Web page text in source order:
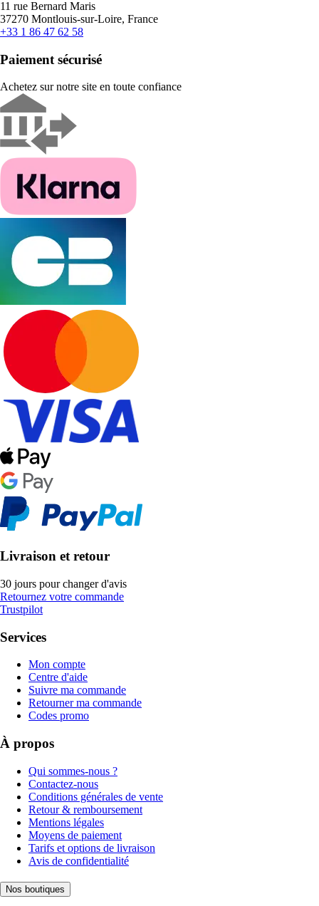
11 rue Bernard Maris
37270 Montlouis-sur-Loire, France
+33 1 86 47 62 58
Paiement sécurisé
Achetez sur notre site en toute confiance
Livraison et retour
30 jours pour changer d'avis
Retournez votre commande
Trustpilot
Services
Mon compte
Centre d'aide
Suivre ma commande
Retourner ma commande
Codes promo
À propos
Qui sommes-nous ?
Contactez-nous
Conditions générales de vente
Retour & remboursement
Mentions légales
Moyens de paiement
Tarifs et options de livraison
Avis de confidentialité
Nos boutiques